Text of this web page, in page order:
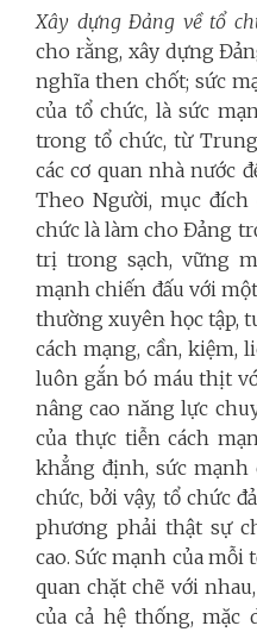
Xây dựng Đảng về tổ
cho rằng, xây dựng
nghĩa then chốt; sức
của tổ chức, là sức
trong tổ chức, từ
các cơ quan nhà nước
Theo Người, mục
chức là làm cho Đảng
trị trong sạch, vững
mạnh chiến đấu với
thường xuyên học tập,
cách mạng, cần, kiệm,
luôn gắn bó máu thịt
nâng cao năng lực
của thực tiễn cách
khẳng định, sức
chức, bởi vậy, tổ chức
phương phải thật sự
cao. Sức mạnh của mỗi
quan chặt chẽ với
của cả hệ thống, mặc